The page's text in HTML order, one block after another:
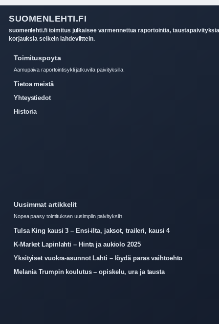
SUOMENLEHTI.FI
suomenlehti.fi toimitus julkaisee varmennettua raportointia,
korjauksia selkein lahdeviittein.
Toimituspoyta
Aamupaiva raportointisykli jatkuvilla paivityksilla.
Tietoa meistä
Yhteystiedot
Historia
Uusimmat artikkelit
Nopea paasy toimituksen uusimpiin paivityksiin.
Tulsa King kausi 3 – Ensi-ilta, jaksot, traileri, kausi 4
K-Market Lapinlahti – Hinta ja aukiolo 2025
Yksityiset vuokra-asunnot Lahti – löydä paras vaihtoehto
Melania Trumpin koulutus – opiskelu, ura ja tausta